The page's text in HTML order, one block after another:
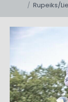
Rupeiks/